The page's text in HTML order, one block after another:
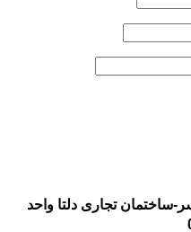
ساختمان تجاری دلتا واحد